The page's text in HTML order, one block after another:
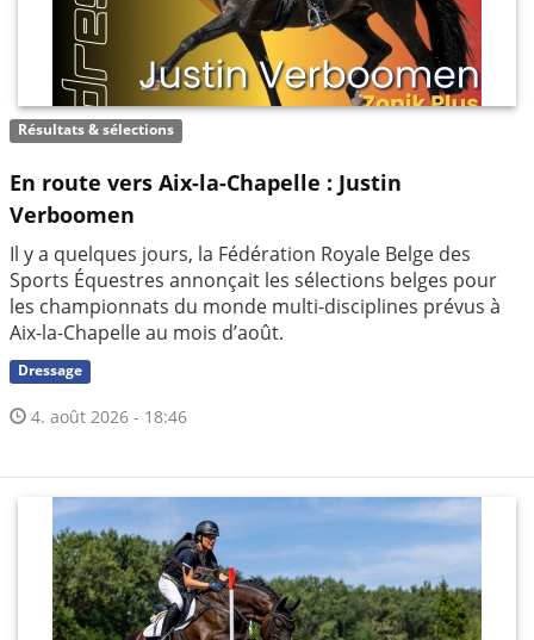
Résultats & sélections
En route vers Aix-la-Chapelle : Justin
Verboomen
Il y a quelques jours, la Fédération Royale Belge des
Sports Équestres annonçait les sélections belges pour
les championnats du monde multi-disciplines prévus à
Aix-la-Chapelle au mois d’août.
Dressage
4. août 2026 - 18:46